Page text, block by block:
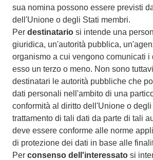
sua nomina possono essere previsti
dell'Unione o degli Stati membri.
Per destinatario si intende una
giuridica, un'autorità pubblica,
organismo a cui vengono comunicati i
esso un terzo o meno. Non sono
destinatari le autorità pubbliche che
dati personali nell'ambito di una
conformità al diritto dell'Unione o degli
trattamento di tali dati da parte di tali
deve essere conforme alle norme
di protezione dei dati in base alle
Per consenso dell'interessato si